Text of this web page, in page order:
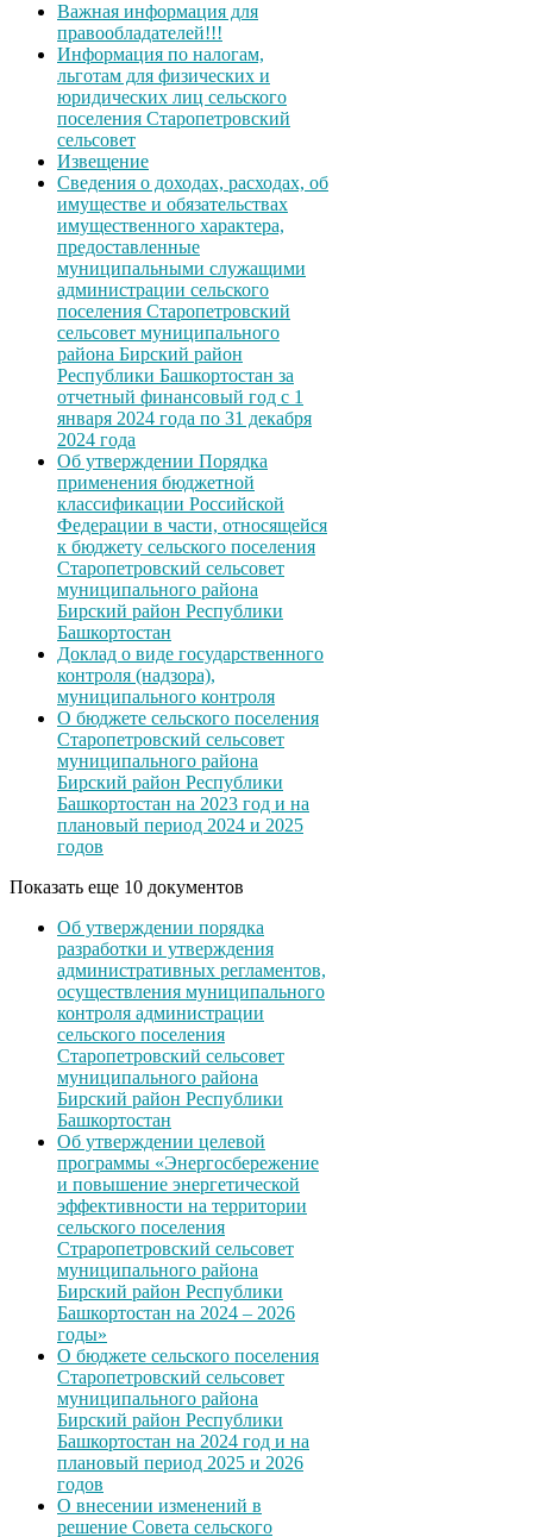
Важная информация для
правообладателей!!!
Информация по налогам,
льготам для физических и
юридических лиц сельского
поселения Старопетровский
сельсовет
Извещение
Сведения о доходах, расходах, об
имуществе и обязательствах
имущественного характера,
предоставленные
муниципальными служащими
администрации сельского
поселения Старопетровский
сельсовет муниципального
района Бирский район
Республики Башкортостан за
отчетный финансовый год с 1
января 2024 года по 31 декабря
2024 года
Об утверждении Порядка
применения бюджетной
классификации Российской
Федерации в части, относящейся
к бюджету сельского поселения
Старопетровский сельсовет
муниципального района
Бирский район Республики
Башкортостан
Доклад о виде государственного
контроля (надзора),
муниципального контроля
О бюджете сельского поселения
Старопетровский сельсовет
муниципального района
Бирский район Республики
Башкортостан на 2023 год и на
плановый период 2024 и 2025
годов
Показать еще 10 документов
Об утверждении порядка
разработки и утверждения
административных регламентов,
осуществления муниципального
контроля администрации
сельского поселения
Старопетровский сельсовет
муниципального района
Бирский район Республики
Башкортостан
Об утверждении целевой
программы «Энергосбережение
и повышение энергетической
эффективности на территории
сельского поселения
Страропетровский сельсовет
муниципального района
Бирский район Республики
Башкортостан на 2024 – 2026
годы»
О бюджете сельского поселения
Старопетровский сельсовет
муниципального района
Бирский район Республики
Башкортостан на 2024 год и на
плановый период 2025 и 2026
годов
О внесении изменений в
решение Совета сельского